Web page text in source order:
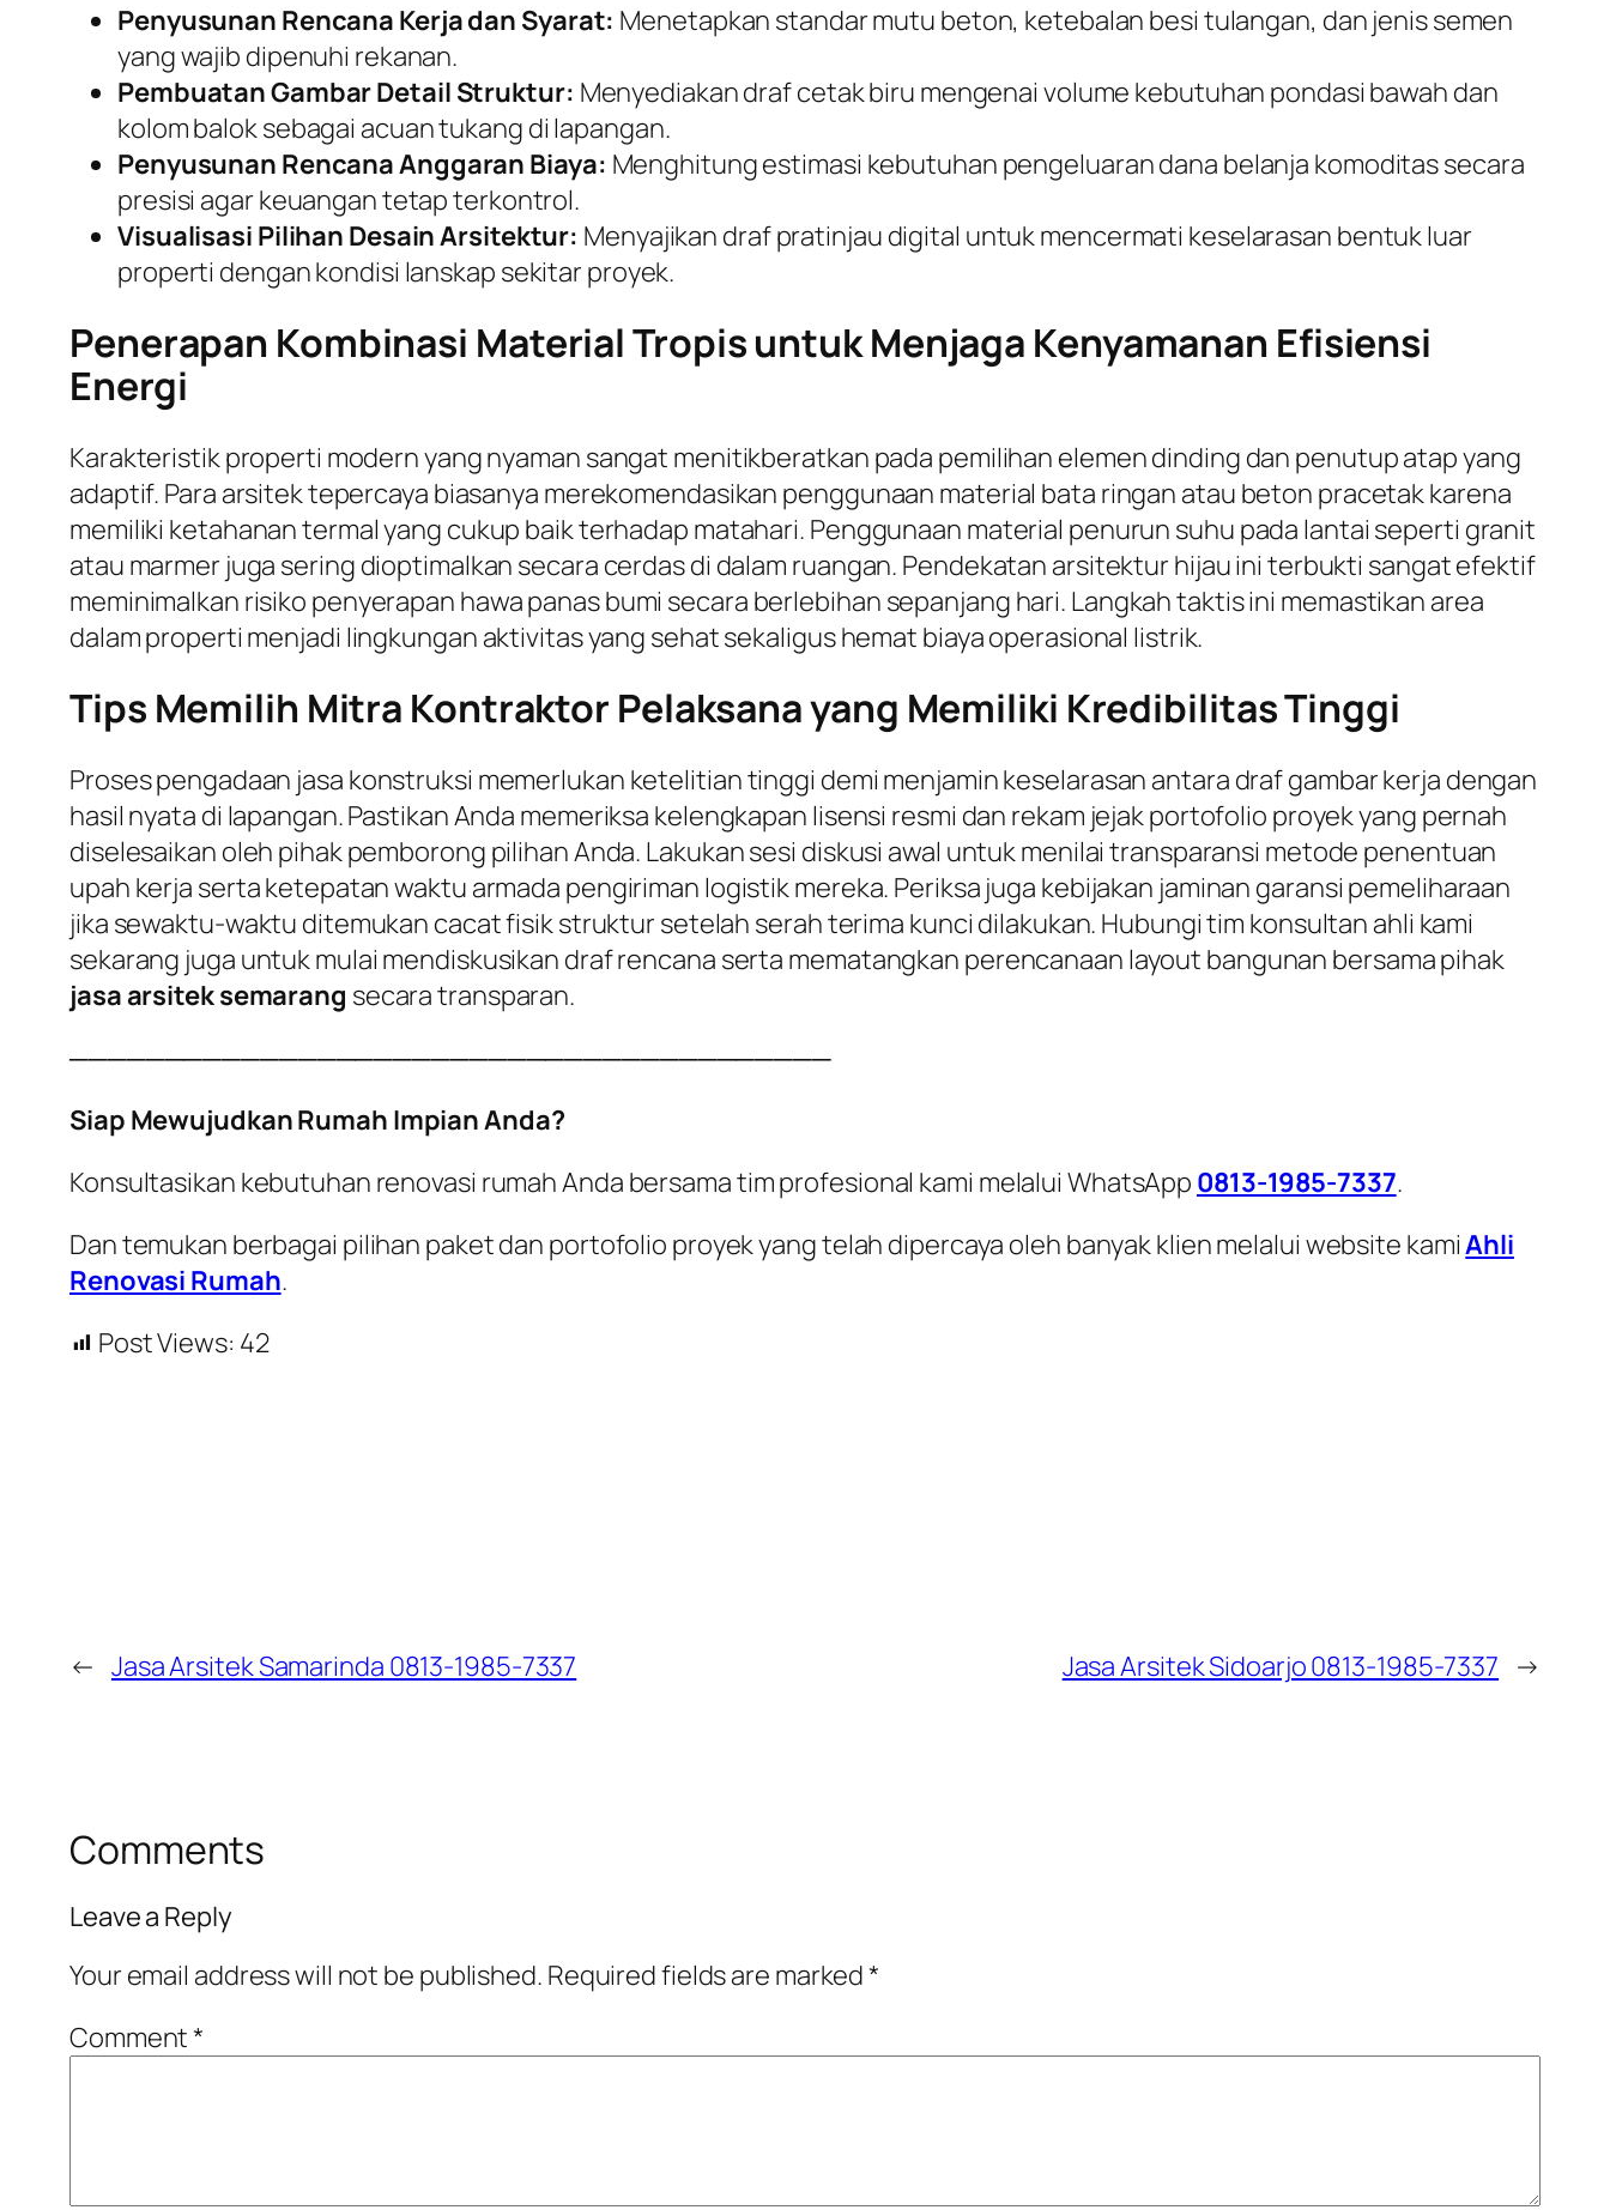
Penyusunan Rencana Kerja dan Syarat: Menetapkan standar mutu beton, ketebalan besi tulangan, dan jenis semen
yang wajib dipenuhi rekanan.
Pembuatan Gambar Detail Struktur: Menyediakan draf cetak biru mengenai volume kebutuhan pondasi bawah dan
kolom balok sebagai acuan tukang di lapangan.
Penyusunan Rencana Anggaran Biaya: Menghitung estimasi kebutuhan pengeluaran dana belanja komoditas secara
presisi agar keuangan tetap terkontrol.
Visualisasi Pilihan Desain Arsitektur: Menyajikan draf pratinjau digital untuk mencermati keselarasan bentuk luar
properti dengan kondisi lanskap sekitar proyek.
Penerapan Kombinasi Material Tropis untuk Menjaga Kenyamanan Efisiensi
Energi
Karakteristik properti modern yang nyaman sangat menitikberatkan pada pemilihan elemen dinding dan penutup atap yang
adaptif. Para arsitek tepercaya biasanya merekomendasikan penggunaan material bata ringan atau beton pracetak karena
memiliki ketahanan termal yang cukup baik terhadap matahari. Penggunaan material penurun suhu pada lantai seperti granit
atau marmer juga sering dioptimalkan secara cerdas di dalam ruangan. Pendekatan arsitektur hijau ini terbukti sangat efektif
meminimalkan risiko penyerapan hawa panas bumi secara berlebihan sepanjang hari. Langkah taktis ini memastikan area
dalam properti menjadi lingkungan aktivitas yang sehat sekaligus hemat biaya operasional listrik.
Tips Memilih Mitra Kontraktor Pelaksana yang Memiliki Kredibilitas Tinggi
Proses pengadaan jasa konstruksi memerlukan ketelitian tinggi demi menjamin keselarasan antara draf gambar kerja dengan
hasil nyata di lapangan. Pastikan Anda memeriksa kelengkapan lisensi resmi dan rekam jejak portofolio proyek yang pernah
diselesaikan oleh pihak pemborong pilihan Anda. Lakukan sesi diskusi awal untuk menilai transparansi metode penentuan
upah kerja serta ketepatan waktu armada pengiriman logistik mereka. Periksa juga kebijakan jaminan garansi pemeliharaan
jika sewaktu-waktu ditemukan cacat fisik struktur setelah serah terima kunci dilakukan. Hubungi tim konsultan ahli kami
sekarang juga untuk mulai mendiskusikan draf rencana serta mematangkan perencanaan layout bangunan bersama pihak
jasa arsitek semarang secara transparan.
────────────────────────────────────────
Siap Mewujudkan Rumah Impian Anda?
Konsultasikan kebutuhan renovasi rumah Anda bersama tim profesional kami melalui WhatsApp 0813-1985-7337.
Dan temukan berbagai pilihan paket dan portofolio proyek yang telah dipercaya oleh banyak klien melalui website kamiAhli
Renovasi Rumah.
Post Views: 42
← Jasa Arsitek Samarinda 0813-1985-7337 Jasa Arsitek Sidoarjo 0813-1985-7337 →
Comments
Leave a Reply
Your email address will not be published. Required fields are marked*
Comment*